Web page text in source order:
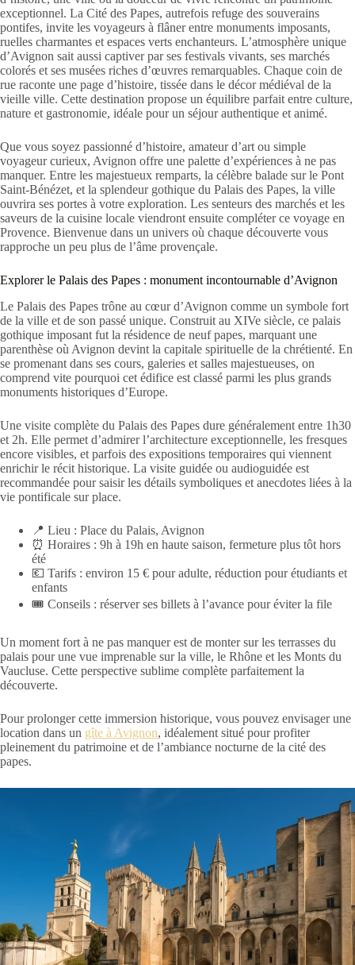
exceptionnel. La Cité des Papes, autrefois refuge des souverains
pontifes, invite les voyageurs à flâner entre monuments imposants,
ruelles charmantes et espaces verts enchanteurs. L’atmosphère unique
d’Avignon sait aussi captiver par ses festivals vivants, ses marchés
colorés et ses musées riches d’œuvres remarquables. Chaque coin de
rue raconte une page d’histoire, tissée dans le décor médiéval de la
vieille ville. Cette destination propose un équilibre parfait entre culture,
nature et gastronomie, idéale pour un séjour authentique et animé.
Que vous soyez passionné d’histoire, amateur d’art ou simple
voyageur curieux, Avignon offre une palette d’expériences à ne pas
manquer. Entre les majestueux remparts, la célèbre balade sur le Pont
Saint-Bénézet, et la splendeur gothique du Palais des Papes, la ville
ouvrira ses portes à votre exploration. Les senteurs des marchés et les
saveurs de la cuisine locale viendront ensuite compléter ce voyage en
Provence. Bienvenue dans un univers où chaque découverte vous
rapproche un peu plus de l’âme provençale.
Explorer le Palais des Papes : monument incontournable d’Avignon
Le Palais des Papes trône au cœur d’Avignon comme un symbole fort
de la ville et de son passé unique. Construit au XIVe siècle, ce palais
gothique imposant fut la résidence de neuf papes, marquant une
parenthèse où Avignon devint la capitale spirituelle de la chrétienté. En
se promenant dans ses cours, galeries et salles majestueuses, on
comprend vite pourquoi cet édifice est classé parmi les plus grands
monuments historiques d’Europe.
Une visite complète du Palais des Papes dure généralement entre 1h30
et 2h. Elle permet d’admirer l’architecture exceptionnelle, les fresques
encore visibles, et parfois des expositions temporaires qui viennent
enrichir le récit historique. La visite guidée ou audioguidée est
recommandée pour saisir les détails symboliques et anecdotes liées à la
vie pontificale sur place.
📍 Lieu : Place du Palais, Avignon
⏰ Horaires : 9h à 19h en haute saison, fermeture plus tôt hors
été
💶 Tarifs : environ 15 € pour adulte, réduction pour étudiants et
enfants
🎟️ Conseils : réserver ses billets à l’avance pour éviter la file
Un moment fort à ne pas manquer est de monter sur les terrasses du
palais pour une vue imprenable sur la ville, le Rhône et les Monts du
Vaucluse. Cette perspective sublime complète parfaitement la
découverte.
Pour prolonger cette immersion historique, vous pouvez envisager une
location dans un gîte à Avignon, idéalement situé pour profiter
pleinement du patrimoine et de l’ambiance nocturne de la cité des
papes.